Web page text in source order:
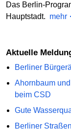
Das Berlin-
Hauptstadt. mehr
Aktuelle
Berliner
Ahornbaum
beim CSD
Gute
Berliner